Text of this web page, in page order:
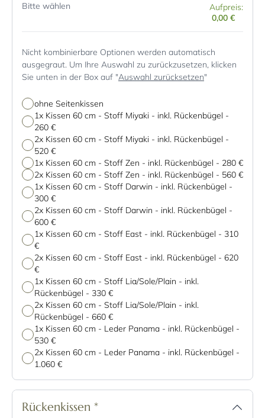
Bitte wählen
Aufpreis:
0,00 €
Nicht kombinierbare Optionen werden automatisch
ausgegraut. Um Ihre Auswahl zu zurückzusetzen, klicken
Sie unten in der Box auf "Auswahl zurücksetzen"
ohne Seitenkissen
1x Kissen 60 cm - Stoff Miyaki - inkl. Rückenbügel -
260 €
2x Kissen 60 cm - Stoff Miyaki - inkl. Rückenbügel -
520 €
1x Kissen 60 cm - Stoff Zen - inkl. Rückenbügel - 280 €
2x Kissen 60 cm - Stoff Zen - inkl. Rückenbügel - 560 €
1x Kissen 60 cm - Stoff Darwin - inkl. Rückenbügel -
300 €
2x Kissen 60 cm - Stoff Darwin - inkl. Rückenbügel -
600 €
1x Kissen 60 cm - Stoff East - inkl. Rückenbügel - 310
€
2x Kissen 60 cm - Stoff East - inkl. Rückenbügel - 620
€
1x Kissen 60 cm - Stoff Lia/Sole/Plain - inkl.
Rückenbügel - 330 €
2x Kissen 60 cm - Stoff Lia/Sole/Plain - inkl.
Rückenbügel - 660 €
1x Kissen 60 cm - Leder Panama - inkl. Rückenbügel -
530 €
2x Kissen 60 cm - Leder Panama - inkl. Rückenbügel -
1.060 €
Rückenkissen *